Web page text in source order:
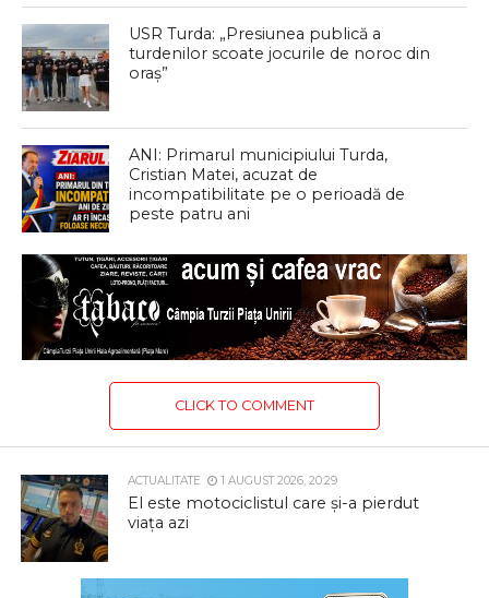
USR Turda: „Presiunea publică a
turdenilor scoate jocurile de noroc din
oraș”
ANI: Primarul municipiului Turda,
Cristian Matei, acuzat de
incompatibilitate pe o perioadă de
peste patru ani
CLICK TO COMMENT
ACTUALITATE 1 AUGUST 2026, 20:29
El este motociclistul care și-a pierdut
viața azi